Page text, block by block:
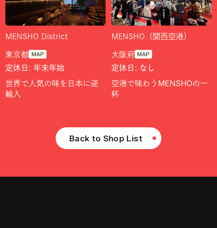
MENSHO District
東京都 MAP
定休日: 年末年始
世界で人気の味を日本に逆
輸入
MENSHO（関西空港）
大阪府 MAP
定休日: なし
空港で味わうMENSHOの一
杯
Back to Shop List